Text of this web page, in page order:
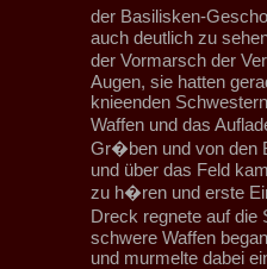
der Basilisken-
auch deutlich zu
der Vormarsch der
Augen, sie hatten
knieenden
Waffen und das
Gr�ben und von den
und über das Feld
zu h�ren und erste
Dreck regnete auf
schwere Waffen
und murmelte dabei